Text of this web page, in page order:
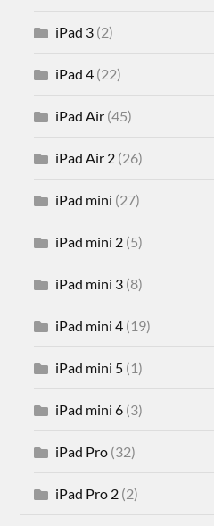
iPad 3 (2)
iPad 4 (22)
iPad Air (45)
iPad Air 2 (26)
iPad mini (27)
iPad mini 2 (5)
iPad mini 3 (8)
iPad mini 4 (19)
iPad mini 5 (1)
iPad mini 6 (3)
iPad Pro (32)
iPad Pro 2 (2)